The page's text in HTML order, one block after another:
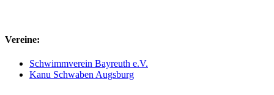
Vereine:
Schwimmverein Bayreuth e.V.
Kanu Schwaben Augsburg